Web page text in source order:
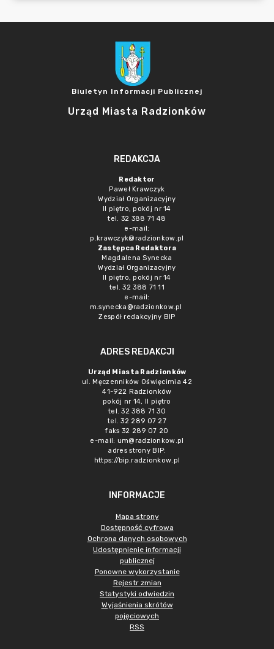
Biuletyn Informacji Publicznej
Urząd Miasta Radzionków
REDAKCJA
Redaktor
Paweł Krawczyk
Wydział Organizacyjny
II piętro, pokój nr 14
tel. 32 388 71 48
e-mail:
p.krawczyk@radzionkow.pl
Zastępca Redaktora
Magdalena Synecka
Wydział Organizacyjny
II piętro, pokój nr 14
tel. 32 388 71 11
e-mail:
m.synecka@radzionkow.pl
Zespół redakcyjny BIP
ADRES REDAKCJI
Urząd Miasta Radzionków
ul. Męczenników Oświęcimia 42
41-922 Radzionków
pokój nr 14, II piętro
tel. 32 388 71 30
tel. 32 289 07 27
faks 32 289 07 20
e-mail: um@radzionkow.pl
adres strony BIP:
https://bip.radzionkow.pl
INFORMACJE
Mapa strony
Dostępność cyfrowa
Ochrona danych osobowych
Udostępnienie informacji
publicznej
Ponowne wykorzystanie
Rejestr zmian
Statystyki odwiedzin
Wyjaśnienia skrótów
pojęciowych
RSS